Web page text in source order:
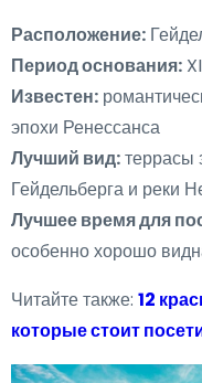
Расположение:
Период основания:
Известен:
эпохи Ренессанса
Лучший вид:террасы
Гейдельберга и реки
Лучшее время для
особенно хорошо
Читайте также: 12
которые стоит